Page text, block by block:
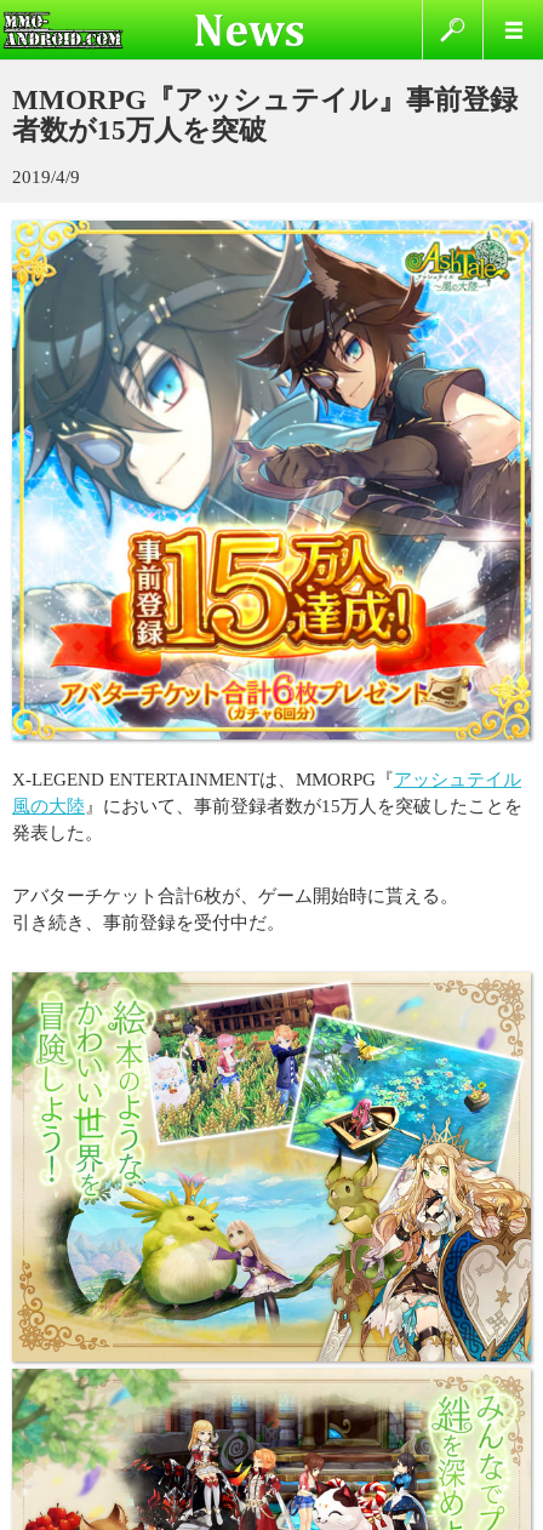
MMORPG『アッシュテイル』事前登録
者数が15万人を突破
2019/4/9
X-LEGEND ENTERTAINMENTは、MMORPG『アッシュテイル
風の大陸 』において、事前登録者数が15万人を突破したことを
発表した。
アバターチケット合計6枚が、ゲーム開始時に貰える。
引き続き、事前登録を受付中だ。